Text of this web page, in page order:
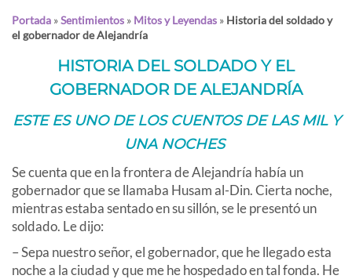
Portada »Sentimientos » Mitos y Leyendas » Historia del soldado y
el gobernador de Alejandría
HISTORIA DEL SOLDADO Y EL
GOBERNADOR DE ALEJANDRÍA
ESTE ES UNO DE LOS CUENTOS DELAS MIL Y
UNA NOCHES
Se cuenta que en la frontera de Alejandría había un
gobernador que se llamaba Husam al-Din. Cierta noche,
mientras estaba sentado en su sillón, se le presentó un
soldado. Le dijo:
– Sepa nuestro señor, el gobernador, que he llegado esta
noche a la ciudad y que me he hospedado en tal fonda. He